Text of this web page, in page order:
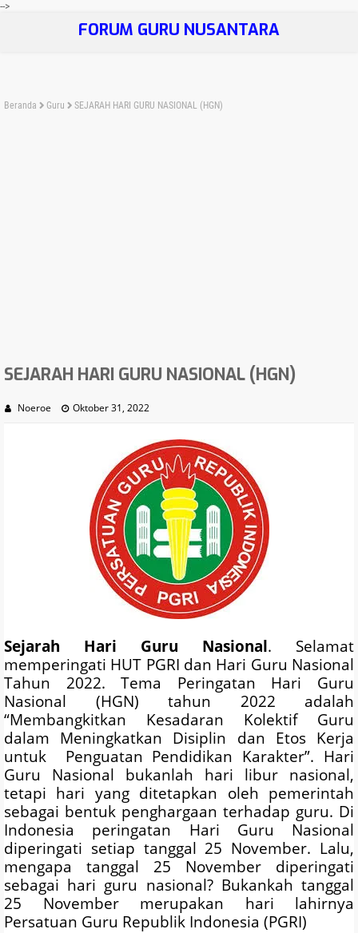
-->
FORUM GURU NUSANTARA
Beranda Guru SEJARAH HARI GURU NASIONAL (HGN)
SEJARAH HARI GURU NASIONAL (HGN)
Noeroe Oktober 31, 2022
Sejarah Hari Guru Nasional. Selamat
memperingati HUT PGRI dan Hari Guru Nasional
Tahun 2022. Tema Peringatan Hari Guru
Nasional (HGN) tahun 2022 adalah
“Membangkitkan Kesadaran Kolektif Guru
dalam Meningkatkan Disiplin dan Etos Kerja
untuk Penguatan Pendidikan Karakter”. Hari
Guru Nasional bukanlah hari libur nasional,
tetapi hari yang ditetapkan oleh pemerintah
sebagai bentuk penghargaan terhadap guru. Di
Indonesia peringatan Hari Guru Nasional
diperingati setiap tanggal 25 November. Lalu,
mengapa tanggal 25 November diperingati
sebagai hari guru nasional? Bukankah tanggal
25 November merupakan hari lahirnya
Persatuan Guru Republik Indonesia (PGRI)